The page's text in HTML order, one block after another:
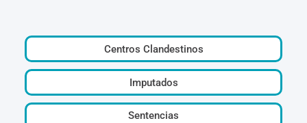
Centros Clandestinos
Imputados
Sentencias